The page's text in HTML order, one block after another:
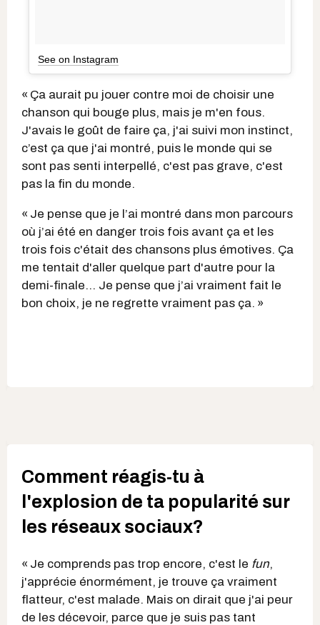
See on Instagram
« Ça aurait pu jouer contre moi de choisir une
chanson qui bouge plus, mais je m'en fous.
J'avais le goût de faire ça, j'ai suivi mon instinct,
c’est ça que j'ai montré, puis le monde qui se
sont pas senti interpellé, c'est pas grave, c'est
pas la fin du monde.
« Je pense que je l’ai montré dans mon parcours
où j’ai été en danger trois fois avant ça et les
trois fois c'était des chansons plus émotives. Ça
me tentait d'aller quelque part d'autre pour la
demi-finale… Je pense que j’ai vraiment fait le
bon choix, je ne regrette vraiment pas ça. »
Comment réagis-tu à
l'explosion de ta popularité sur
les réseaux sociaux?
« Je comprends pas trop encore, c'est le fun,
j'apprécie énormément, je trouve ça vraiment
flatteur, c'est malade. Mais on dirait que j'ai peur
de les décevoir, parce que je suis pas tant